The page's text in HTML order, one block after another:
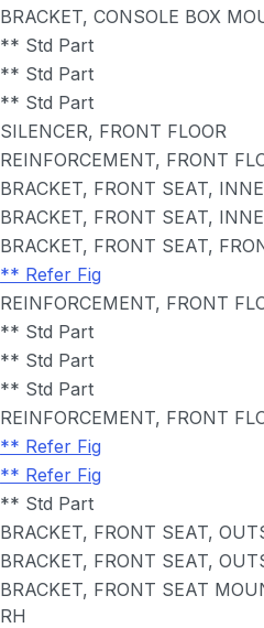
BRACKET, CONSOLE BOX
** Std Part
** Std Part
** Std Part
SILENCER, FRONT FLOOR
REINFORCEMENT, FRONT
BRACKET, FRONT SEAT,
BRACKET, FRONT SEAT,
BRACKET, FRONT SEAT,
** Refer Fig
REINFORCEMENT, FRONT
** Std Part
** Std Part
** Std Part
REINFORCEMENT, FRONT
** Refer Fig
** Refer Fig
** Std Part
BRACKET, FRONT SEAT,
BRACKET, FRONT SEAT,
BRACKET, FRONT SEAT
RH